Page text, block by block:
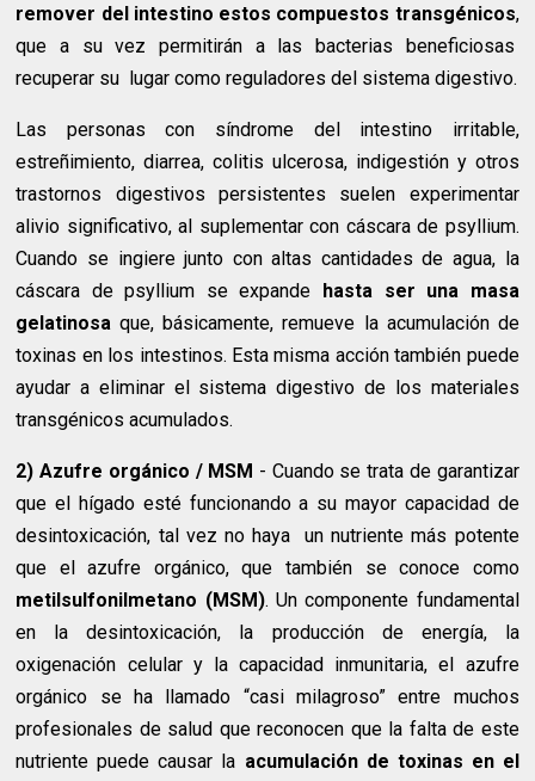
remover del intestino estos compuestos transgénicos,
que a su vez permitirán a las bacterias beneficiosas
recuperar su lugar como reguladores del sistema digestivo.
Las personas con síndrome del intestino irritable,
estreñimiento, diarrea, colitis ulcerosa, indigestión y otros
trastornos digestivos persistentes suelen experimentar
alivio significativo, al suplementar con cáscara de psyllium.
Cuando se ingiere junto con altas cantidades de agua, la
cáscara de psyllium se expande hasta ser una masa
gelatinosa que, básicamente, remueve la acumulación de
toxinas en los intestinos. Esta misma acción también puede
ayudar a eliminar el sistema digestivo de los materiales
transgénicos acumulados.
2) Azufre orgánico / MSM - Cuando se trata de garantizar
que el hígado esté funcionando a su mayor capacidad de
desintoxicación, tal vez no haya un nutriente más potente
que el azufre orgánico, que también se conoce como
metilsulfonilmetano (MSM). Un componente fundamental
en la desintoxicación, la producción de energía, la
oxigenación celular y la capacidad inmunitaria, el azufre
orgánico se ha llamado “casi milagroso” entre muchos
profesionales de salud que reconocen que la falta de este
nutriente puede causar la acumulación de toxinas en el